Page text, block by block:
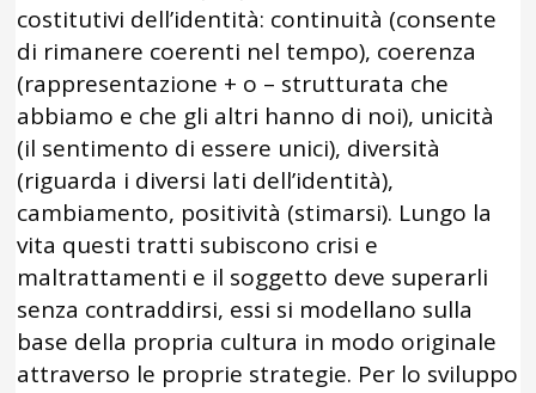
costitutivi dell’identità: continuità (consente
di rimanere coerenti nel tempo), coerenza
(rappresentazione + o – strutturata che
abbiamo e che gli altri hanno di noi), unicità
(il sentimento di essere unici), diversità
(riguarda i diversi lati dell’identità),
cambiamento, positività (stimarsi). Lungo la
vita questi tratti subiscono crisi e
maltrattamenti e il soggetto deve superarli
senza contraddirsi, essi si modellano sulla
base della propria cultura in modo originale
attraverso le proprie strategie. Per lo sviluppo